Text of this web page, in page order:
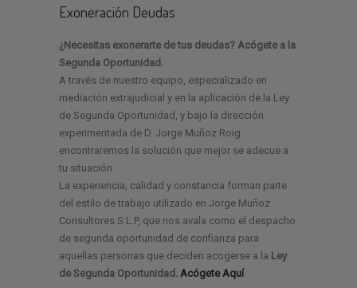
Exoneración Deudas
¿Necesitas exonerarte de tus deudas? Acógete a la
Segunda Oportunidad.
A través de nuestro equipo, especializado en
mediación extrajudicial y en la aplicación de la Ley
de Segunda Oportunidad, y bajo la dirección
experimentada de D. Jorge Muñoz Roig
encontraremos la solución que mejor se adecue a
tu situación.
La experiencia, calidad y constancia forman parte
del estilo de trabajo utilizado en Jorge Muñoz
Consultores S.L.P, que nos avala como el despacho
de segunda oportunidad de confianza para
aquellas personas que deciden acogerse a la Ley
de Segunda Oportunidad. Acógete Aquí